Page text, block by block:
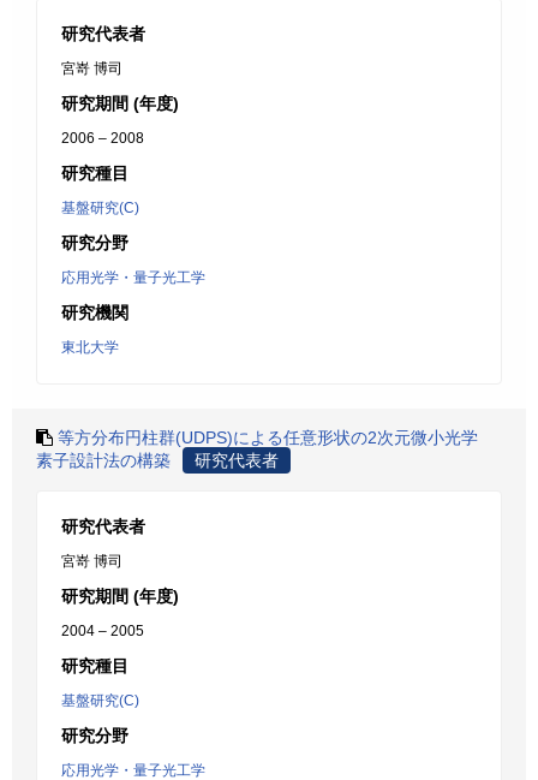
研究代表者
宮嵜 博司
研究期間 (年度)
2006 – 2008
研究種目
基盤研究(C)
研究分野
応用光学・量子光工学
研究機関
東北大学
等方分布円柱群(UDPS)による任意形状の2次元微小光学
素子設計法の構築
研究代表者
研究代表者
宮嵜 博司
研究期間 (年度)
2004 – 2005
研究種目
基盤研究(C)
研究分野
応用光学・量子光工学